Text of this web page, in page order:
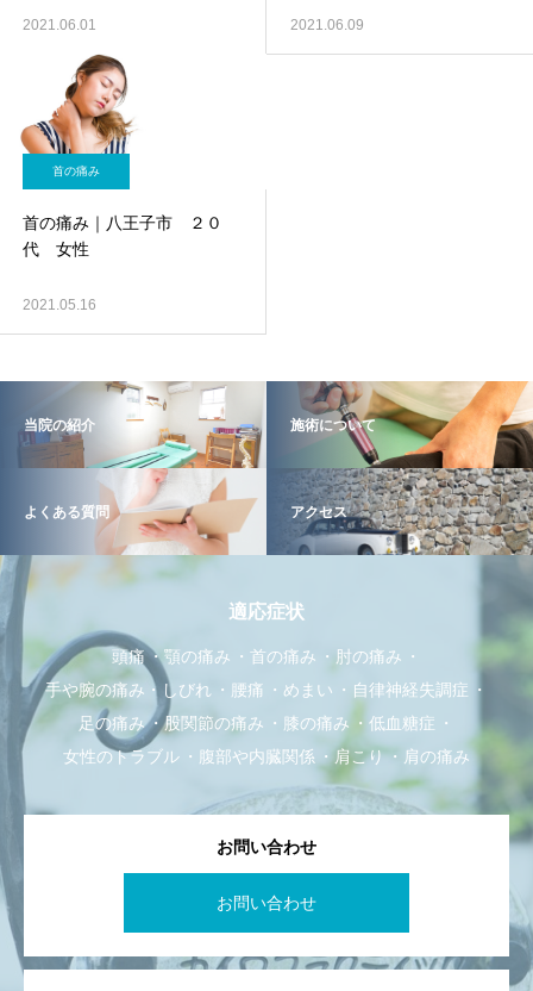
2021.06.01 2021.06.09
首の痛み
首の痛み｜八王子市 ２０
代 女性
2021.05.16
当院の紹介 施術について
よくある質問 アクセス
適応症状
頭痛 顎の痛み 首の痛み
肘の痛み
手や腕の痛み・しびれ
腰痛 めまい
自律神経失調症
足の痛み
股関節の痛み 膝の痛み
低血糖症
女性のトラブル
腹部や内臓関係 肩こり 肩の痛み
お問い合わせ
お問い合わせ